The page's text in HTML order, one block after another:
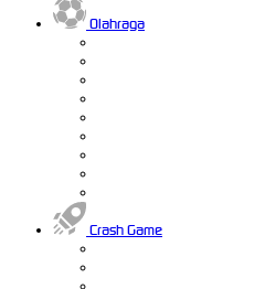
Olahraga
Crash Game